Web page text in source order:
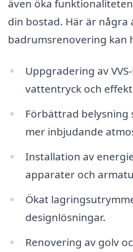
även öka
din bostad. Här är några
badrumsrenovering kan
Uppgradering av
vattentryck och
Förbättrad belysning
mer inbjudande
Installation av
apparater och
Ökat
designlösningar.
Renovering av golv